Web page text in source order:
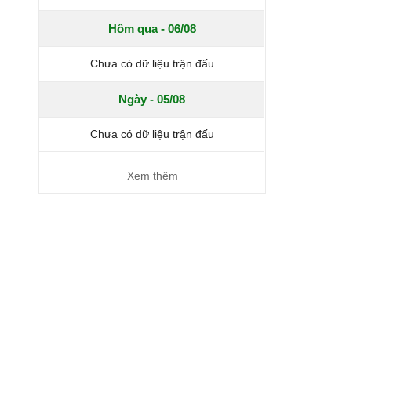
Hôm qua - 06/08
Chưa có dữ liệu trận đấu
Ngày - 05/08
Chưa có dữ liệu trận đấu
Xem thêm